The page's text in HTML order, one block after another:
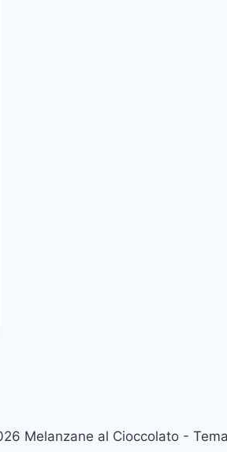
Melanzane al Cioccolato -